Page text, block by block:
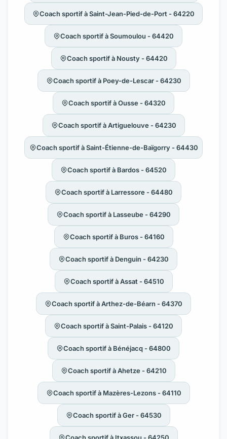
Coach sportif à Saint-Jean-Pied-de-Port - 64220
Coach sportif à Soumoulou - 64420
Coach sportif à Nousty - 64420
Coach sportif à Poey-de-Lescar - 64230
Coach sportif à Ousse - 64320
Coach sportif à Artiguelouve - 64230
Coach sportif à Saint-Étienne-de-Baïgorry - 64430
Coach sportif à Bardos - 64520
Coach sportif à Larressore - 64480
Coach sportif à Lasseube - 64290
Coach sportif à Buros - 64160
Coach sportif à Denguin - 64230
Coach sportif à Assat - 64510
Coach sportif à Arthez-de-Béarn - 64370
Coach sportif à Saint-Palais - 64120
Coach sportif à Bénéjacq - 64800
Coach sportif à Ahetze - 64210
Coach sportif à Mazères-Lezons - 64110
Coach sportif à Ger - 64530
Coach sportif à Itxassou - 64250